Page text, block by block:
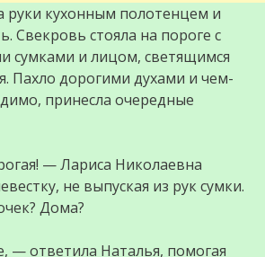
руки кухонным полотенцем и
Свекровь стояла на пороге с
сумками и лицом, светящимся
Пахло дорогими духами и чем-
принесла очередные
— Лариса Николаевна
не выпуская из рук сумки.
Дома?
— ответила Наталья, помогая